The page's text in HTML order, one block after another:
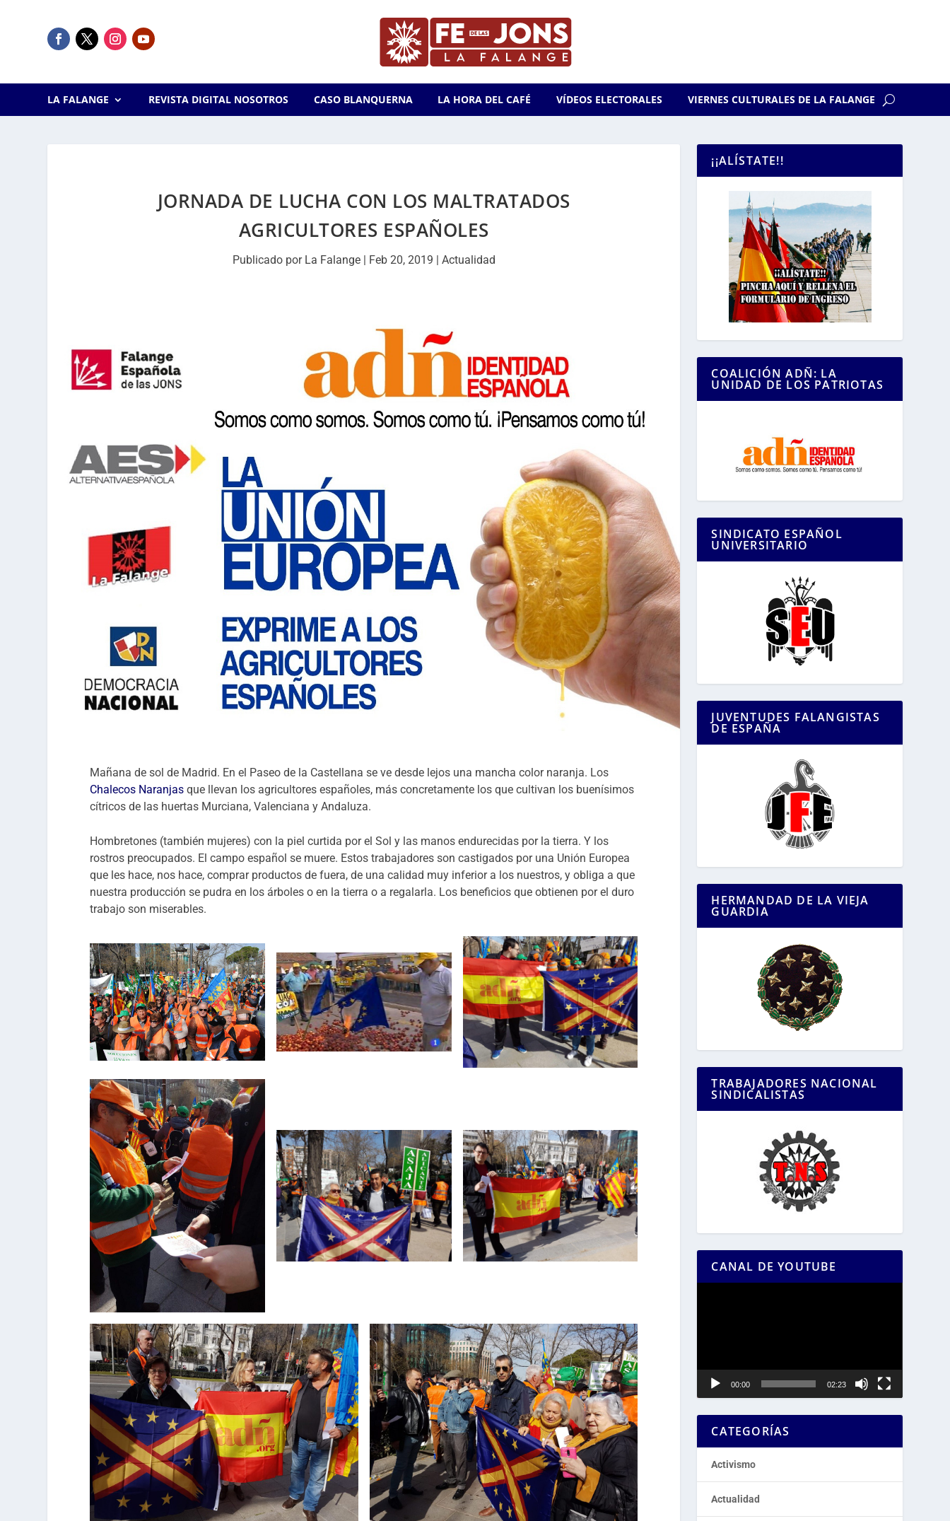
LA FALANGE REVISTA DIGITAL NOSOTROS CASO BLANQUERNA LA HORA DEL CAFÉ VÍDEOS ELECTORALES VIERNES CULTURALES DE LA FALANGE
JORNADA DE LUCHA CON LOS MALTRATADOS
AGRICULTORES ESPAÑOLES
Publicado por La Falange| Feb 20, 2019 | Actualidad
Mañana de sol de Madrid. En el Paseo de la Castellana se ve desde lejos una mancha color naranja. Los
Chalecos Naranjas que llevan los agricultores españoles, más concretamente los que cultivan los buenísimos
cítricos de las huertas Murciana, Valenciana y Andaluza.
Hombretones (también mujeres) con la piel curtida por el Sol y las manos endurecidas por la tierra. Y los
rostros preocupados. El campo español se muere. Estos trabajadores son castigados por una Unión Europea
que les hace, nos hace, comprar productos de fuera, de una calidad muy inferior a los nuestros, y obliga a que
nuestra producción se pudra en los árboles o en la tierra o a regalarla. Los beneficios que obtienen por el duro
trabajo son miserables.
¡¡ALÍSTATE!!
COALICIÓN ADÑ: LA
UNIDAD DE LOS PATRIOTAS
SINDICATO ESPAÑOL
UNIVERSITARIO
JUVENTUDES FALANGISTAS
DE ESPAÑA
HERMANDAD DE LA VIEJA
GUARDIA
TRABAJADORES NACIONAL
SINDICALISTAS
CANAL DE YOUTUBE
00:00 02:23
CATEGORÍAS
Activismo
Actualidad